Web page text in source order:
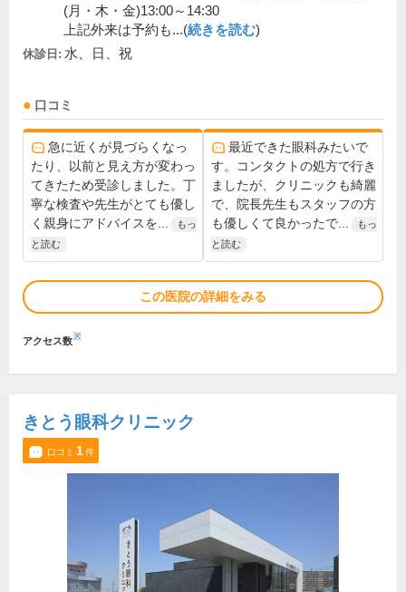
(月・木・金)13:00～14:30
上記外来は予約も...(続きを読む)
休診日: 水、日、祝
口コミ
急に近くが見づらくなっ
たり、以前と見え方が変わっ
てきたため受診しました。丁
寧な検査や先生がとても優し
く親身にアドバイスを...
もっ
と読む
最近できた眼科みたいで
す。コンタクトの処方で行き
ましたが、クリニックも綺麗
で、院長先生もスタッフの方
も優しくて良かったで...
もっ
と読む
この医院の詳細をみる
アクセス数※
きとう眼科クリニック
口コミ 1件